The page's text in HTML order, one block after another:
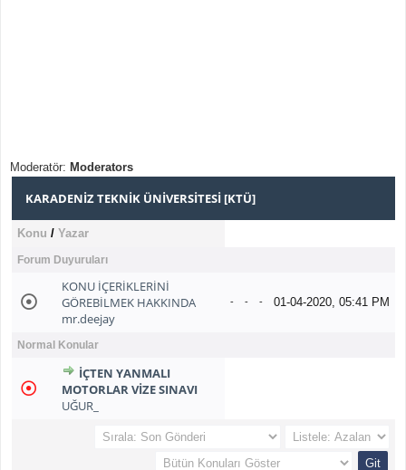
Moderatör: Moderators
KARADENIZ TEKNIK ÜNIVERSITESI [KTÜ]
Konu / Yazar
Forum Duyuruları
KONU İÇERİKLERİNİ
GÖREBİLMEK HAKKINDA
mr.deejay
- - - 01-04-2020, 05:41 PM
Normal Konular
IÇTEN YANMALI
MOTORLAR VIZE SINAVI
UĞUR_